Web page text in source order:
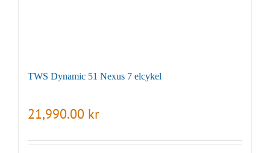
TWS Dynamic 51 Nexus 7 elcykel
21,990.00 kr